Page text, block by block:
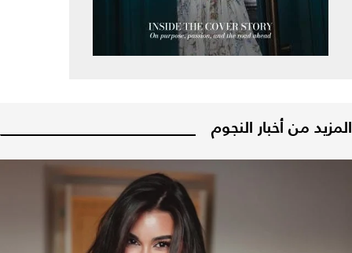
المزيد من أخبار النجوم